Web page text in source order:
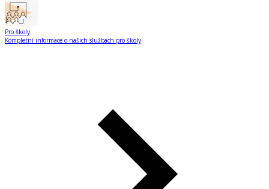
Pro školy
Kompletní informace o našich službách pro školy